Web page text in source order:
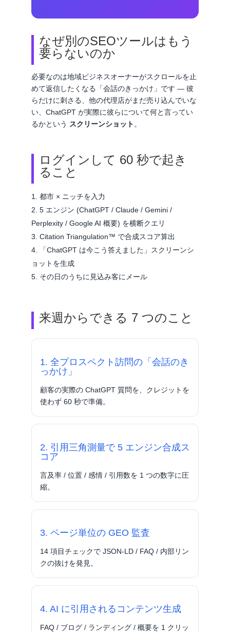
なぜ別のSEOツールはもう
要らないのか
必要なのは地域ビジネスオーナーがスクロールを止
めて返信したくなる「会話のきっかけ」です ― 彼
らだけに刺さる、他の代理店がまだ売り込んでいな
い、ChatGPT が実際に彼らについて何と言ってい
るかという スクリーンショット 。
ログインして 60 秒で起き
ること
都市 × ニッチを入力
5 エンジン (ChatGPT / Claude / Gemini /
Perplexity / Google AI 概要) を横断クエリ
Citation Triangulation™ で合成スコア算出
「ChatGPT は今こう答えました」スクリーンシ
ョットを生成
その日のうちに見込み客にメール
来週からできる 7 つのこと
1. 全プロスペクト訪問の「会話のき
っかけ」
顧客の実際の ChatGPT 質問を、クレジットを
使わず 60 秒で準備。
2. 引用三角測量で 5 エンジン合成ス
コア
言及率 / 位置 / 感情 / 引用数を 1 つの数字に圧
縮。
3. ページ単位の GEO 監査
14 項目チェックで JSON-LD / FAQ / 内部リン
クの抜けを発見。
4. AI に引用されるコンテンツ生成
FAQ / ブログ / ランディング / 概要を 1 クリッ